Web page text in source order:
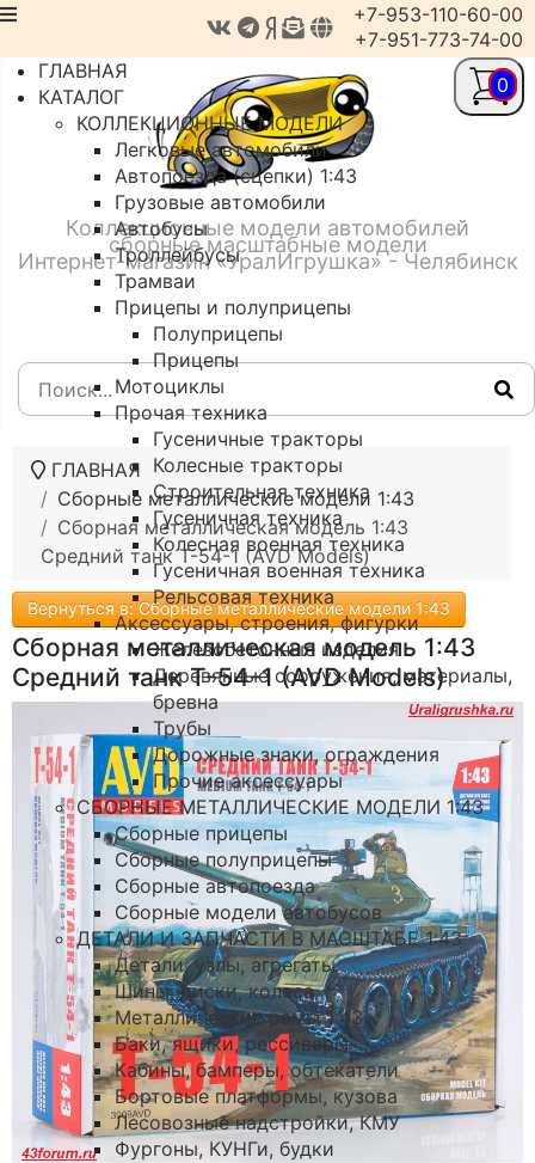
Коллекционные модели автомобилей
сборные масштабные модели
Интернет-магазин «УралИгрушка» - Челябинск
+7-953-110-60-00
+7-951-773-74-00
ГЛАВНАЯ
КАТАЛОГ
КОЛЛЕКЦИОННЫЕ МОДЕЛИ
Легковые автомобили
Автопоезда (сцепки) 1:43
Грузовые автомобили
Автобусы
Троллейбусы
Трамваи
Прицепы и полуприцепы
Полуприцепы
Прицепы
Мотоциклы
Прочая техника
Гусеничные тракторы
Колесные тракторы
Строительная техника
Гусеничная техника
Колесная военная техника
Гусеничная военная техника
Рельсовая техника
Аксессуары, строения, фигурки
Железобетонные изделия
Деревянные сооружения, материалы,
бревна
Трубы
Дорожные знаки, ограждения
Прочие аксессуары
СБОРНЫЕ МЕТАЛЛИЧЕСКИЕ МОДЕЛИ 1:43
Сборные прицепы
Сборные полуприцепы
Сборные автопоезда
Сборные модели автобусов
ДЕТАЛИ И ЗАПЧАСТИ В МАСШТАБЕ 1:43
Детали, узлы, агрегаты
Шины, диски, колеса
Металлические рамы 1:43
Баки, ящики, рессиверы
Кабины, бамперы, обтекатели
Бортовые платформы, кузова
Лесовозные надстройки, КМУ
Фургоны, КУНГи, будки
ГЛАВНАЯ
Сборные металлические модели 1:43
Сборная металлическая модель 1:43
Средний танк Т-54-1 (AVD Models)
Вернуться в: Сборные металлические модели 1:43
Сборная металлическая модель 1:43
Средний танк Т-54-1 (AVD Models)
0